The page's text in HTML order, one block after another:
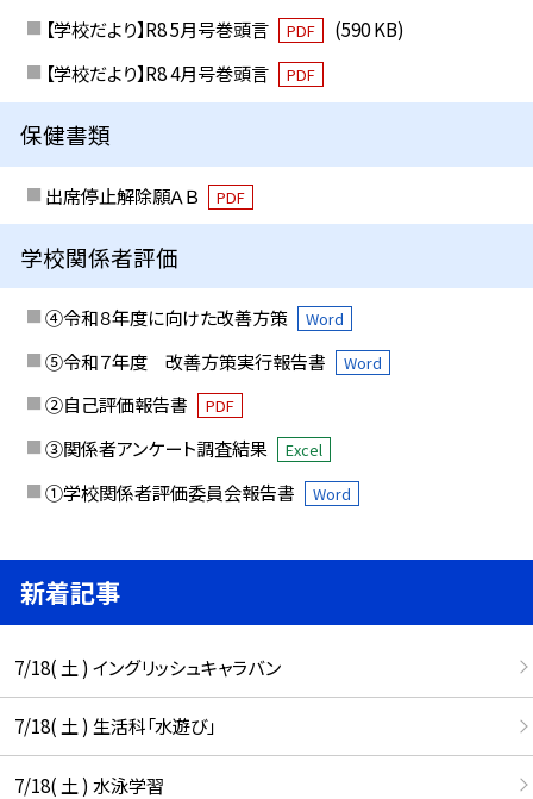
【学校だより】R8 5月号巻頭言
PDF
(590 KB)
【学校だより】R8 4月号巻頭言
PDF
保健書類
出席停止解除願ＡＢ PDF
学校関係者評価
④令和８年度に向けた改善方策 Word
⑤令和７年度 改善方策実行報告書 Word
②自己評価報告書 PDF
③関係者アンケート調査結果 Excel
①学校関係者評価委員会報告書 Word
新着記事
7/18( 土 ) イングリッシュキャラバン
7/18( 土 ) 生活科「水遊び」
7/18( 土 ) 水泳学習